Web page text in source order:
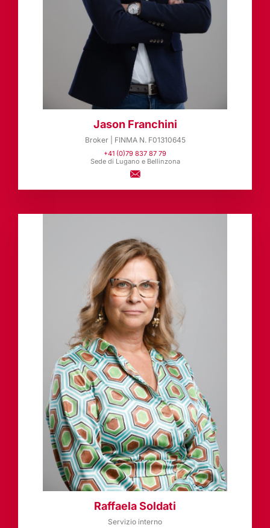
Jason Franchini
Broker | FINMA N. F01310645
+41 (0)79 837 87 79
Sede di Lugano e Bellinzona
Raffaela Soldati
Servizio interno